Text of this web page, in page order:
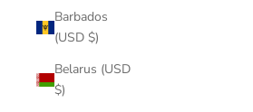
Barbados
(USD $)
Belarus (USD
$)